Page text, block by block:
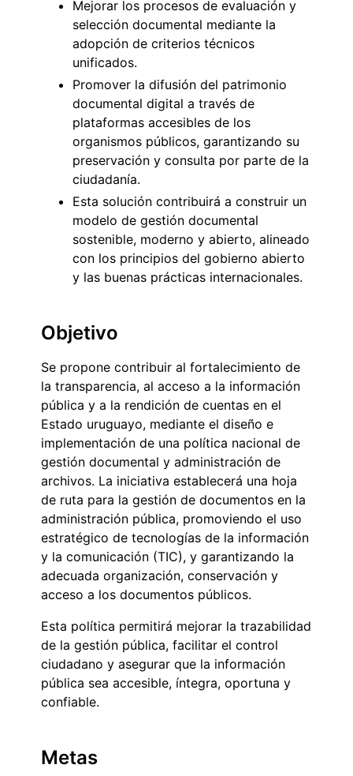
Mejorar los procesos de evaluación y
selección documental mediante la
adopción de criterios técnicos
unificados.
Promover la difusión del patrimonio
documental digital a través de
plataformas accesibles de los
organismos públicos, garantizando su
preservación y consulta por parte de la
ciudadanía.
Esta solución contribuirá a construir un
modelo de gestión documental
sostenible, moderno y abierto, alineado
con los principios del gobierno abierto
y las buenas prácticas internacionales.
Objetivo
Se propone contribuir al fortalecimiento de
la transparencia, al acceso a la información
pública y a la rendición de cuentas en el
Estado uruguayo, mediante el diseño e
implementación de una política nacional de
gestión documental y administración de
archivos. La iniciativa establecerá una hoja
de ruta para la gestión de documentos en la
administración pública, promoviendo el uso
estratégico de tecnologías de la información
y la comunicación (TIC), y garantizando la
adecuada organización, conservación y
acceso a los documentos públicos.
Esta política permitirá mejorar la trazabilidad
de la gestión pública, facilitar el control
ciudadano y asegurar que la información
pública sea accesible, íntegra, oportuna y
confiable.
Metas